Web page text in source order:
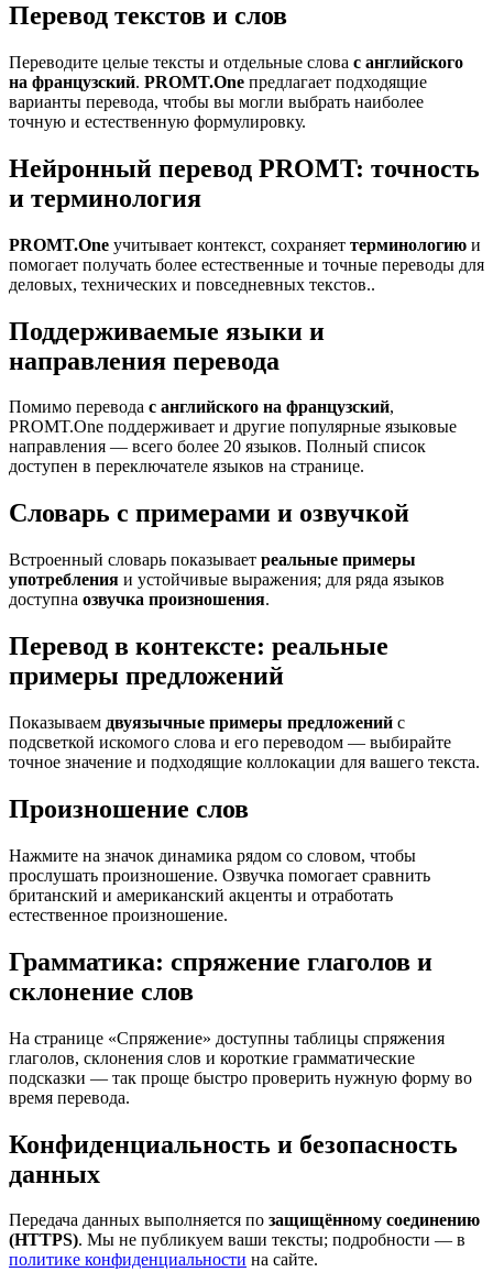
Перевод текстов и слов
Переводите целые тексты и отдельные слова с английского
на французский. PROMT.One предлагает подходящие
варианты перевода, чтобы вы могли выбрать наиболее
точную и естественную формулировку.
Нейронный перевод PROMT: точность
и терминология
PROMT.One учитывает контекст, сохраняет терминологию и
помогает получать более естественные и точные переводы для
деловых, технических и повседневных текстов..
Поддерживаемые языки и
направления перевода
Помимо перевода с английского на французский,
PROMT.One поддерживает и другие популярные языковые
направления — всего более 20 языков. Полный список
доступен в переключателе языков на странице.
Словарь с примерами и озвучкой
Встроенный словарь показывает реальные примеры
употребления и устойчивые выражения; для ряда языков
доступна озвучка произношения.
Перевод в контексте: реальные
примеры предложений
Показываем двуязычные примеры предложений с
подсветкой искомого слова и его переводом — выбирайте
точное значение и подходящие коллокации для вашего текста.
Произношение слов
Нажмите на значок динамика рядом со словом, чтобы
прослушать произношение. Озвучка помогает сравнить
британский и американский акценты и отработать
естественное произношение.
Грамматика: спряжение глаголов и
склонение слов
На странице «Спряжение» доступны таблицы спряжения
глаголов, склонения слов и короткие грамматические
подсказки — так проще быстро проверить нужную форму во
время перевода.
Конфиденциальность и безопасность
данных
Передача данных выполняется по защищённому соединению
(HTTPS). Мы не публикуем ваши тексты; подробности — в
политике конфиденциальности на сайте.